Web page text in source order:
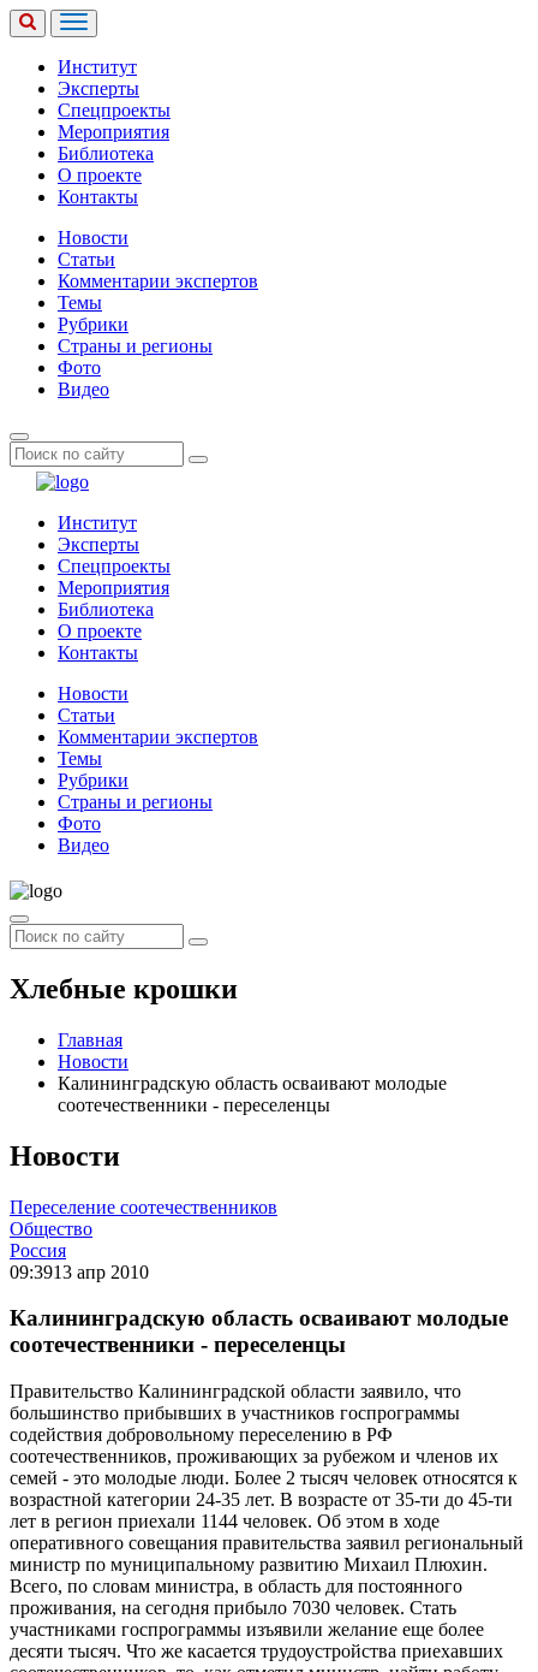
Институт
Эксперты
Спецпроекты
Мероприятия
Библиотека
О проекте
Контакты
Новости
Статьи
Комментарии экспертов
Темы
Рубрики
Страны и регионы
Фото
Видео
Институт
Эксперты
Спецпроекты
Мероприятия
Библиотека
О проекте
Контакты
Новости
Статьи
Комментарии экспертов
Темы
Рубрики
Страны и регионы
Фото
Видео
Хлебные крошки
Главная
Новости
Калининградскую область осваивают молодые
соотечественники - переселенцы
Новости
Переселение соотечественников
Общество
Россия
09:3913 апр 2010
Калининградскую область осваивают молодые
соотечественники - переселенцы
Правительство Калининградской области заявило, что
большинство прибывших в участников госпрограммы
содействия добровольному переселению в РФ
соотечественников, проживающих за рубежом и членов их
семей - это молодые люди. Более 2 тысяч человек относятся к
возрастной категории 24-35 лет. В возрасте от 35-ти до 45-ти
лет в регион приехали 1144 человек. Об этом в ходе
оперативного совещания правительства заявил региональный
министр по муниципальному развитию Михаил Плюхин.
Всего, по словам министра, в область для постоянного
проживания, на сегодня прибыло 7030 человек. Стать
участниками госпрограммы изъявили желание еще более
десяти тысяч. Что же касается трудоустройства приехавших